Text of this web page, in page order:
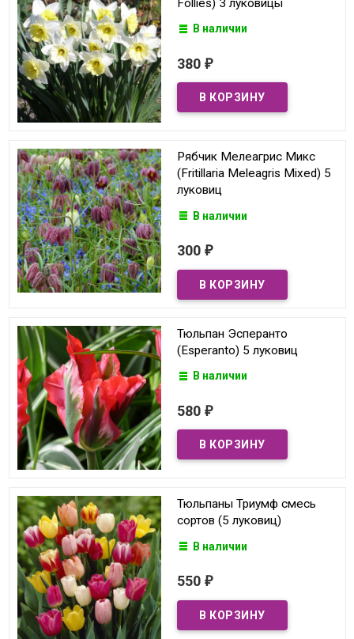
Follies) 3 луковицы
В наличии
380 ₽
Рябчик Мелеагрис Микс
(Fritillaria Meleagris Mixed) 5
луковиц
В наличии
300 ₽
Тюльпан Эсперанто
(Esperanto) 5 луковиц
В наличии
580 ₽
Тюльпаны Триумф смесь
сортов (5 луковиц)
В наличии
550 ₽